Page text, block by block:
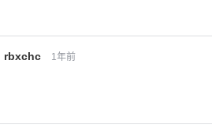
rbxchc 1年前